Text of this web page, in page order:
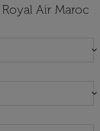
Air Maroc
keyboard_arrow_down
keyboard_arrow_down